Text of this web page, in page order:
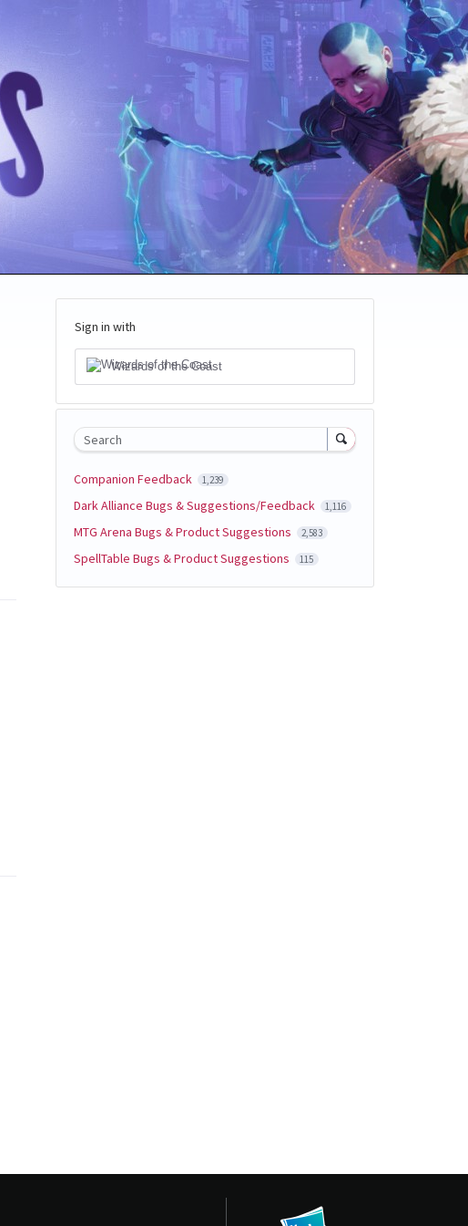
Sign in with
Wizards of the Coast
Search
Companion Feedback 1,239
Dark Alliance Bugs & Suggestions/Feedback 1,116
MTG Arena Bugs & Product Suggestions 2,583
SpellTable Bugs & Product Suggestions 115